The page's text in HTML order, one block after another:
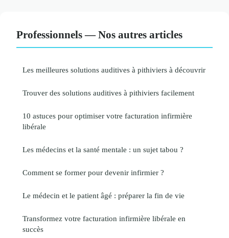
Professionnels — Nos autres articles
Les meilleures solutions auditives à pithiviers à découvrir
Trouver des solutions auditives à pithiviers facilement
10 astuces pour optimiser votre facturation infirmière
libérale
Les médecins et la santé mentale : un sujet tabou ?
Comment se former pour devenir infirmier ?
Le médecin et le patient âgé : préparer la fin de vie
Transformez votre facturation infirmière libérale en
succès